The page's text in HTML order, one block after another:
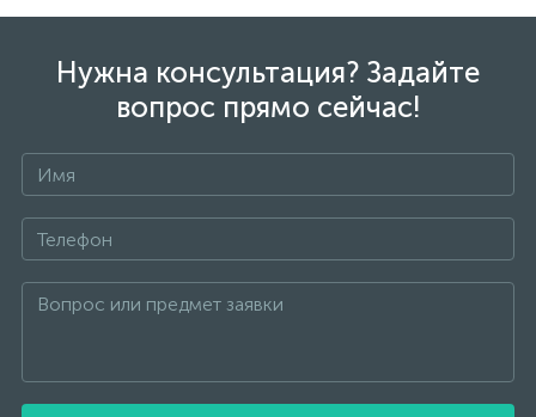
Нужна консультация? Задайте
вопрос прямо сейчас!